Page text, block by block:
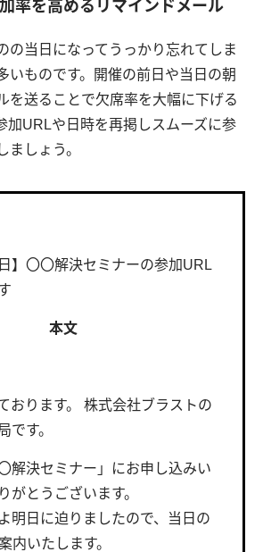
率を高めるリマインドメール
の当日になってうっかり忘れてしま
いものです。開催の前日や当日の朝
を送ることで欠席率を大幅に下げる
加URLや日時を再掲しスムーズに参
ましょう。
】〇〇解決セミナーの参加URL
本文
おります。 株式会社ブラストの
です。
解決セミナー」にお申し込みい
がとうございます。
明日に迫りましたので、当日の
内いたします。